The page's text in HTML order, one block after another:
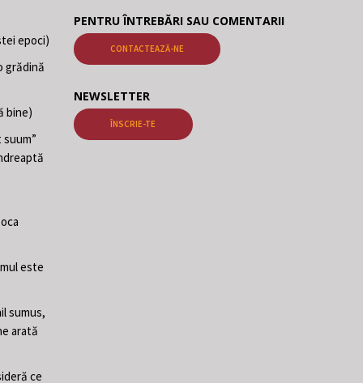
epoci)
grădină
bine)
este
sumus,
arată
ce
PENTRU ÎNTREBĂRI SAU COMENTARII
CONTACTEAZĂ-NE
NEWSLETTER
ÎNSCRIE-TE